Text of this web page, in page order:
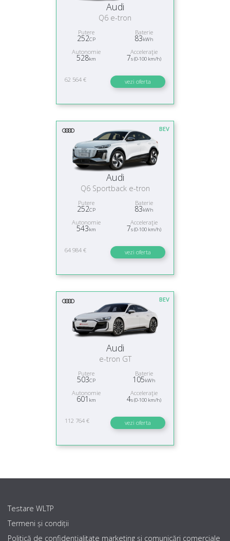
Audi
Q6 e-tron
Putere
252CP
Baterie
83kWh
Autonomie
528km
Acceleraţie
7s (0-100 km/h)
62 564 € vezi oferta
BEV
Audi
Q6 Sportback e-tron
Putere
252CP
Baterie
83kWh
Autonomie
543km
Acceleraţie
7s (0-100 km/h)
64 984 € vezi oferta
BEV
Audi
e-tron GT
Putere
503CP
Baterie
105kWh
Autonomie
601 km
Acceleraţie
4s (0-100 km/h)
112 764 € vezi oferta
Testare WLTP
Termeni și condiții
Politică de confidențialitate marketing şi comunicări comerciale